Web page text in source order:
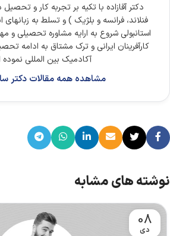
دکتر آقازاده با تکیه بر تجربه کار و
فنلاند، فرانسه و بلژیک ) و تسلط به زبانهای
استانبولی شروع به ارایه مشاوره تحصیلی و
کارآفرینان ایرانی و ترک مشتاق به ادامه
آکادمیک بین المللی
مشاهده همه مقالات دکتر
نوشته های مشابه
08
دی